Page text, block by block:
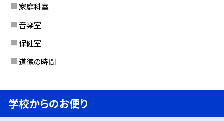
家庭科室
音楽室
保健室
道徳の時間
学校からのお便り